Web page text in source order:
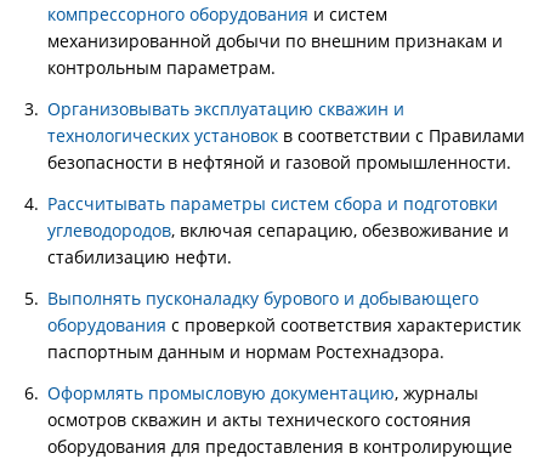
компрессорного оборудования и систем
механизированной добычи по внешним признакам и
контрольным параметрам.
Организовывать эксплуатацию скважин и
технологических установок в соответствии с Правилами
безопасности в нефтяной и газовой промышленности.
Рассчитывать параметры систем сбора и подготовки
углеводородов, включая сепарацию, обезвоживание и
стабилизацию нефти.
Выполнять пусконаладку бурового и добывающего
оборудования с проверкой соответствия характеристик
паспортным данным и нормам Ростехнадзора.
Оформлять промысловую документацию, журналы
осмотров скважин и акты технического состояния
оборудования для предоставления в контролирующие